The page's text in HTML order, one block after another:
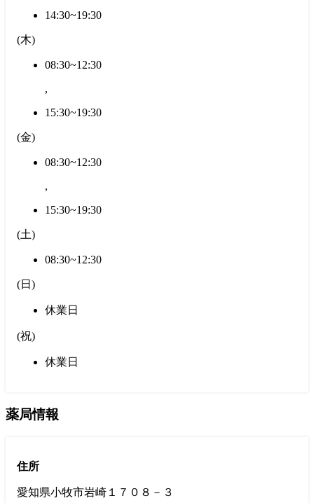
14:30~19:30
(木)
08:30~12:30
,
15:30~19:30
(金)
08:30~12:30
,
15:30~19:30
(土)
08:30~12:30
(日 )
休業日
(祝)
休業日
薬局情報
住所
愛知県小牧市岩崎１７０８－３